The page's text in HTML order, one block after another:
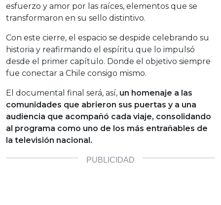
esfuerzo y amor por las raíces, elementos que se
transformaron en su sello distintivo.
Con este cierre, el espacio se despide celebrando su
historia y reafirmando el espíritu que lo impulsó
desde el primer capítulo. Donde el objetivo siempre
fue conectar a Chile consigo mismo.
El documental final será, así, un homenaje a las
comunidades que abrieron sus puertas y a una
audiencia que acompañó cada viaje, consolidando
al programa como uno de los más entrañables de
la televisión nacional.